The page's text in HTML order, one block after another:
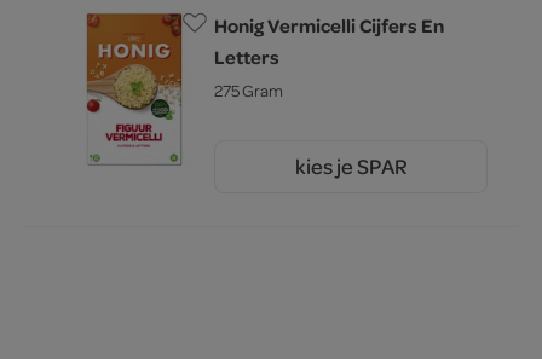
Honig Vermicelli Cijfers En
Letters
275 Gram
kies je SPAR